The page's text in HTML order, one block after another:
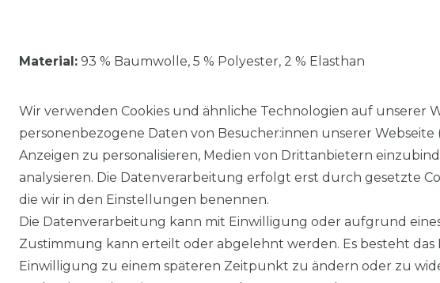
Material: 93 % Baumwolle, 5 % Polyester, 2 % Elasthan
Impressum Daten­schutz­erklärung AGB
Wir verwenden Cookies und ähnliche Technologien auf unserer
personenbezogene Daten von Besucher:innen unserer Webseite
Anzeigen zu personalisieren, Medien von Drittanbietern
analysieren. Die Datenverarbeitung erfolgt erst durch gesetzte
die wir in den Einstellungen benennen.
Die Datenverarbeitung kann mit Einwilligung oder aufgrund
Zustimmung kann erteilt oder abgelehnt werden. Es besteht
Einwilligung zu einem späteren Zeitpunkt zu ändern oder zu